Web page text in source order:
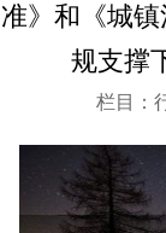
准》和《城
规支撑
栏目：